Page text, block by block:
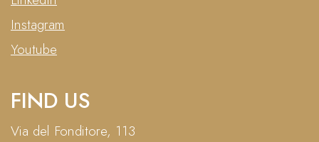
Instagram
Youtube
FIND US
Via del Fonditore, 113